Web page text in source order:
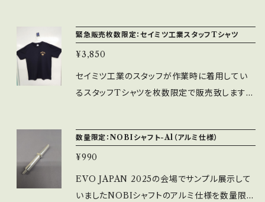
でかなり光ります。 ※使用スイッチ：MM9-3-A
U
緊急販売枚数限定：セイミツ工業スタッフTシャツ
¥3,850
セイミツ工業のスタッフが作業時に着用してい
るスタッフTシャツを枚数限定で販売致します。
イミツ工業のスタッフ気分で夏をお過ごしくださ
い。 ※素材は汗でべた付きにくいドライタイプの
素材となります。 ※サイズ感はサイズ表を参考
にしてください。
数量限定：NOBIシャフト-Al（アルミ仕様）
¥990
EVO JAPAN 2025の会場でサンプル展示して
いましたNOBIシャフトのアルミ仕様を数量限定